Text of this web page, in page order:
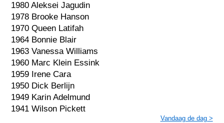
1980 Aleksei Jagudin
1978 Brooke Hanson
1970 Queen Latifah
1964 Bonnie Blair
1963 Vanessa Williams
1960 Marc Klein Essink
1959 Irene Cara
1950 Dick Berlijn
1949 Karin Adelmund
1941 Wilson Pickett
Vandaag de dag >